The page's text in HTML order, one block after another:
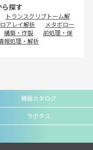
探す
トランスクリプトーム解
アレイ解析
メタボロー
構築・作製
前処理・保
報処理・解析
機器カタログ
ラボタス